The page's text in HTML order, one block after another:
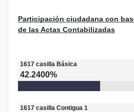
Participación ciudadana con
de las Actas Contabilizadas
1617 casilla Básica
42.2400%
1617 casilla Contigua 1